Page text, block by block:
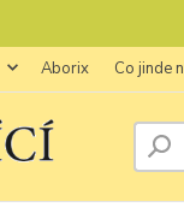
Aborix Co jinde